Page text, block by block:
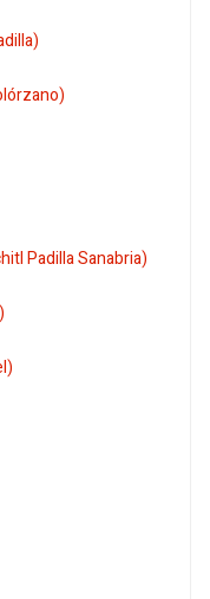
Padilla Sanabria)